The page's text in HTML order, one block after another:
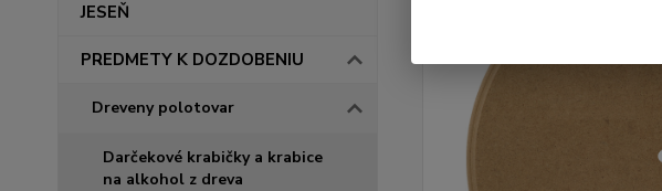
JESEŇ
PREDMETY K DOZDOBENIU
Dreveny polotovar
Darčekové krabičky a krabice
na alkohol z dreva